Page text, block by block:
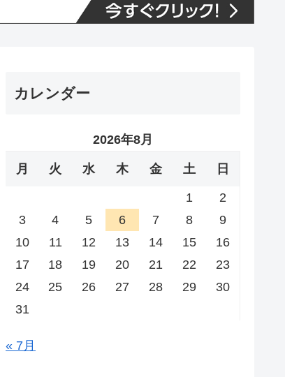
カレンダー
2026年8月
月 火 水 木 金 土 日
1
2
3
4 5 6 7 8
9
10
11 12 13 14 15
16
17
18 19 20 21 22
23
24
25 26 27 28 29
30
31
« 7月